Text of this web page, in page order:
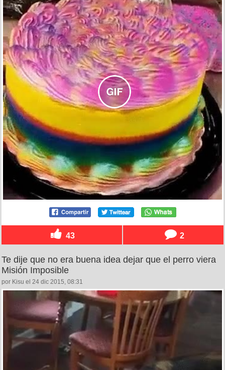
43 2
Te dije que no era buena idea dejar que el perro viera
Misión Imposible
por Kisu el 24 dic 2015, 08:31